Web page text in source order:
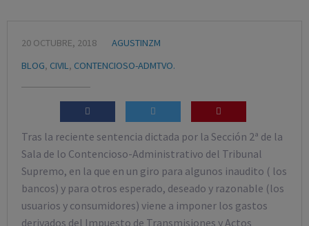
20 OCTUBRE, 2018
AGUSTINZM
BLOG, CIVIL, CONTENCIOSO-ADMTVO.
Tras la reciente sentencia dictada por la Sección 2ª de la
Sala de lo Contencioso-Administrativo del Tribunal
Supremo, en la que en un giro para algunos inaudito ( los
bancos) y para otros esperado, deseado y razonable (los
usuarios y consumidores) viene a imponer los gastos
derivados del Impuesto de Transmisiones y Actos